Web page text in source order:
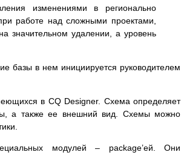
изменениями в регионально
работе над сложными проектами,
значительном удалении, а уровень
базы в нем инициируется руководителем
в CQ Designer. Схема определяет
а также ее внешний вид. Схемы можно
модулей – package’ей. Они